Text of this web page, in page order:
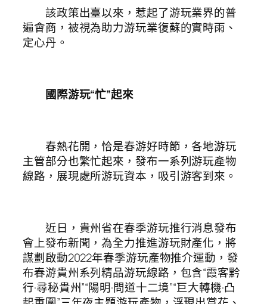
該政策出臺以來，惹起了游玩業界的普
遍會商，被視為助力游玩業復蘇的實時雨、
定心丹。
國際游玩“忙”起來
春熱花開，恰是春游好時節，各地游玩
主管部分也繁忙起來，發布一系列游玩產物
線路，展現處所游玩資本，吸引游客到來。
近日，貴州省在春季游玩推行消息發布
會上發布新聞，為全力推進游玩財產化，將
謀劃啟動2022年春季游玩產物推介運動，發
布春游貴州系列精品游玩線路，包含“霞客黔
行·尋秘貴州”“陽明·問道十二境”“巨大轉機·凸